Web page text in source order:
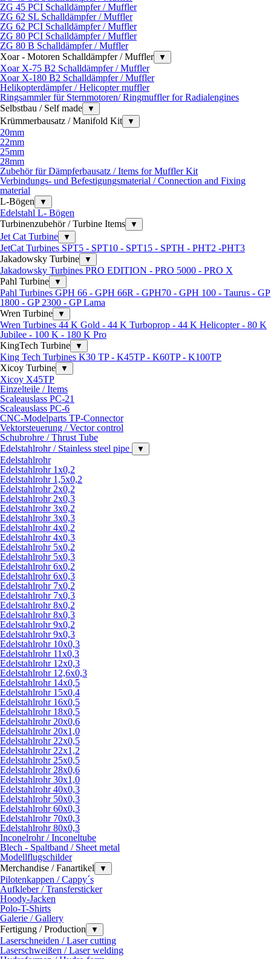
ZG 45 PCI Schalldämpfer / Muffler
ZG 62 SL Schalldämpfer / Muffler
ZG 62 PCI Schalldämpfer / Muffler
ZG 80 PCI Schalldämpfer / Muffler
ZG 80 B Schalldämpfer / Muffler
Xoar - Motoren Schalldämpfer / Muffler
▼
Xoar X-75 B2 Schalldämpfer / Muffler
Xoar X-180 B2 Schalldämpfer / Muffler
Helikopterdämpfer / Helicopter muffler
Ringsammler für Sternmotoren/ Ringmuffler for Radialengines
Selbstbau / Self made
▼
Krümmerbausatz / Manifold Kit ▼
20mm
22mm
25mm
28mm
Zubehör für Dämpferbausatz / Items for Muffler Kit
Verbindungs- und Befestigungsmaterial / Connection and Fixing
material
L-Bögen
▼
Edelstahl L- Bögen
Turbinenzubehör / Turbine Items
▼
Jet Cat Turbine ▼
JetCat Turbines SPT5 - SPT10 - SPT15 - SPTH - PHT2 -PHT3
Jakadowsky Turbine
▼
Jakadowsky Turbines PRO EDITION - PRO 5000 - PRO X
Pahl Turbine
▼
Pahl Turbines GPH 66 - GPH 66R - GPH70 - GPH 100 - Taurus - GP
1800 - GP 2300 - GP Lama
Wren Turbine
▼
Wren Turbines 44 K Gold - 44 K Turboprop - 44 K Helicopter - 80 K
Jubilee - 100 K - 180 K Pro
KingTech Turbine
▼
King Tech Turbines K30 TP - K45TP - K60TP - K100TP
Xicoy Turbine
▼
Xicoy X45TP
Einzelteile / Items
Scaleauslass PC-21
Scaleauslass PC-6
CNC-Modelparts TP-Connector
Vektorsteuerung / Vector control
Schubrohre / Thrust Tube
Edelstahlrohr / Stainless steel pipe
▼
Edelstahlrohr
Edelstahlrohr 1x0,2
Edelstahlrohr 1,5x0,2
Edelstahlrohr 2x0,2
Edelstahlrohr 2x0,3
Edelstahlrohr 3x0,2
Edelstahlrohr 3x0,3
Edelstahlrohr 4x0,2
Edelstahlrohr 4x0,3
Edelstahlrohr 5x0,2
Edelstahlrohr 5x0,3
Edelstahlrohr 6x0,2
Edelstahlrohr 6x0,3
Edelstahlrohr 7x0,2
Edelstahlrohr 7x0,3
Edelstahlrohr 8x0,2
Edelstahlrohr 8x0,3
Edelstahlrohr 9x0,2
Edelstahlrohr 9x0,3
Edelstahlrohr 10x0,3
Edelstahlrohr 11x0,3
Edelstahlrohr 12x0,3
Edelstahlrohr 12,6x0,3
Edelstahlrohr 14x0,5
Edelstahlrohr 15x0,4
Edelstahlrohr 16x0,5
Edelstahlrohr 18x0,5
Edelstahlrohr 20x0,6
Edelstahlrohr 20x1,0
Edelstahlrohr 22x0,5
Edelstahlrohr 22x1,2
Edelstahlrohr 25x0,5
Edelstahlrohr 28x0,6
Edelstahlrohr 30x1,0
Edelstahlrohr 40x0,3
Edelstahlrohr 50x0,3
Edelstahlrohr 60x0,3
Edelstahlrohr 70x0,3
Edelstahlrohr 80x0,3
Inconelrohr / Inconeltube
Blech - Spaltband / Sheet metal
Modellflugschilder
Merchandise / Fanartikel
▼
Pilotenkappen / Cappy´s
Aufkleber / Transfersticker
Hoody-Jacken
Polo-T-Shirts
Galerie / Gallery
Fertigung / Production
▼
Laserschneiden / Laser cutting
Laserschweißen / Laser welding